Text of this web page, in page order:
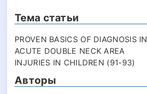
Тема статьи
PROVEN BASICS OF DIAGNOSIS IN
ACUTE DOUBLE NECK AREA
INJURIES IN CHILDREN (91-93)
Авторы